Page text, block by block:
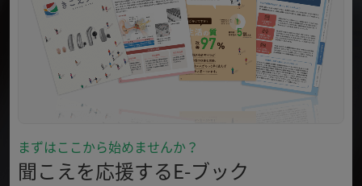
まずはここから始めませんか？
聞こえを応援するE-ブック